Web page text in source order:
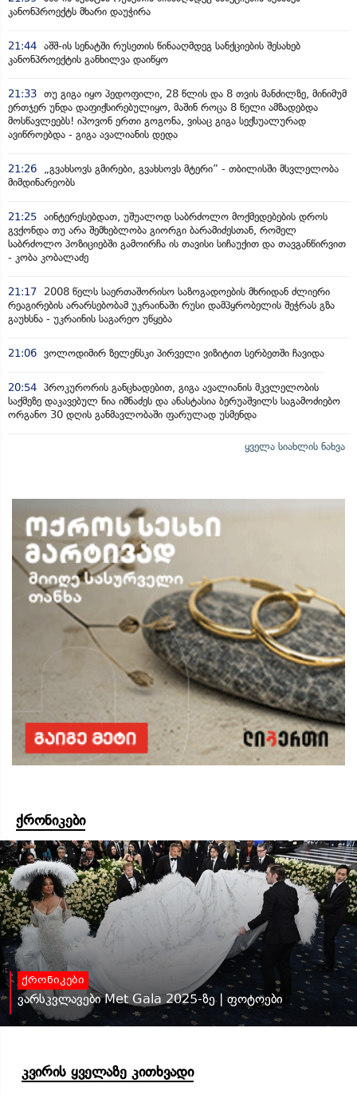
კანონპროექტს მხარი დაუჭირა
21:44 აშშ-ის სენატში რუსეთის წინააღმდეგ სანქციების შესახებ
კანონპროექტის განხილვა დაიწყო
21:33 თუ გიგა იყო პედოფილი, 28 წლის და 8 თვის მანძილზე, მინიმუმ
ერთჯერ უნდა დაფიქსირებულიყო, მაშინ როცა 8 წელი ამზადებდა
მოსწავლეებს! იპოვონ ერთი გოგონა, ვისაც გიგა სექსუალურად
ავიწროებდა - გიგა ავალიანის დედა
21:26
„გვახსოვს გმირები, გვახსოვს მტერი” - თბილისში მსვლელობა
მიმდინარეობს
21:25 აინტერესებდათ, უშუალოდ საბრძოლო მოქმედებების დროს
გვქონდა თუ არა შემხებლობა გიორგი ბარამიძესთან, რომელ
საბრძოლო პოზიციებში გამოირჩა ის თავისი სიჩაუქით და თავგანწირვით
- კობა კობალაძე
21:17
2008 წელს საერთაშორისო საზოგადოების მხრიდან ძლიერი
რეაგირების არარსებობამ უკრაინაში რუსი დამპყრობელის შეჭრას გზა
გაუხსნა - უკრაინის საგარეო უწყება
21:06 ვოლოდიმირ ზელენსკი პირველი ვიზიტით სერბეთში ჩავიდა
20:54 პროკურორის განცხადებით, გიგა ავალიანის მკვლელობის
საქმეზე დაკავებულ ნია იმნაძეს და ანასტასია ბერუაშვილს საგამოძიებო
ორგანო 30 დღის განმავლობაში ფარულად უსმენდა
ყველა სიახლის ნახვა
ქრონიკები
ქრონიკები
ვარსკვლავები Met Gala 2025-ზე | ფოტოები
კვირის ყველაზე კითხვადი